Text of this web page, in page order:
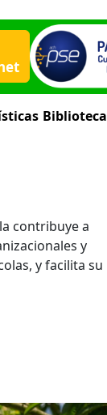
Biblioteca
contribuye a
y
y facilita su